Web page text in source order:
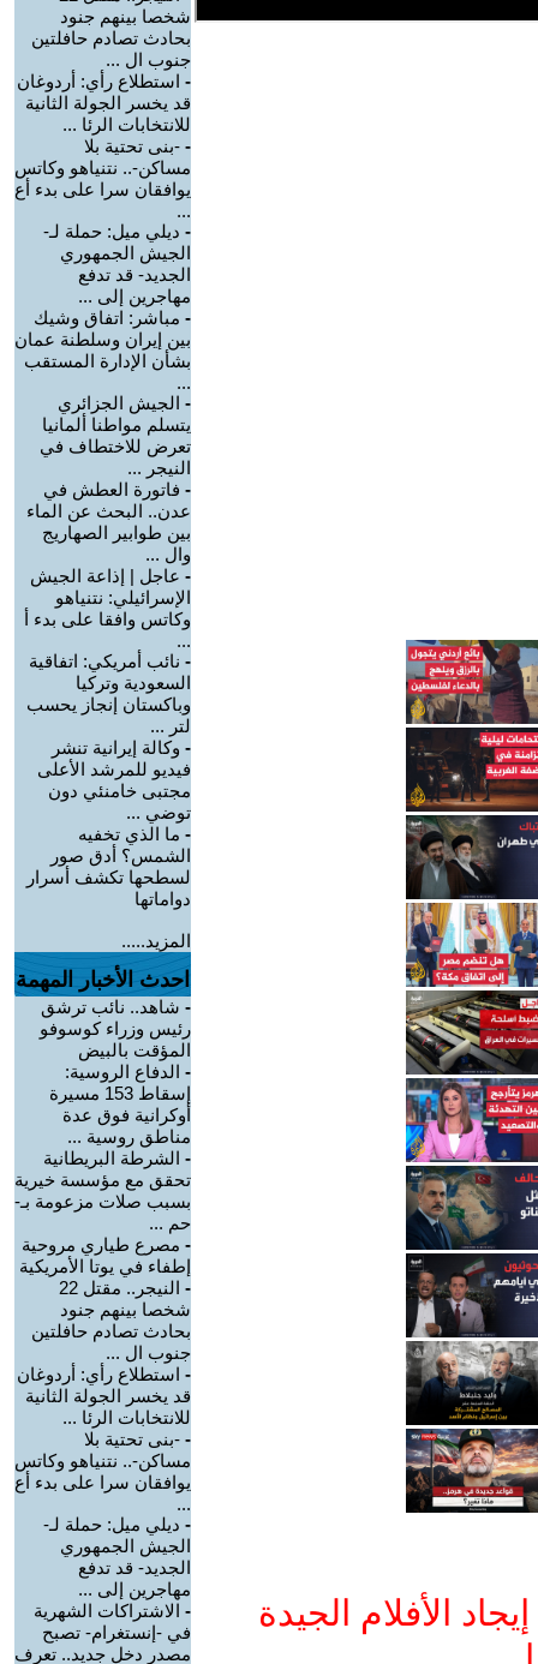
الأفلام الجيدة
شخصا بينهم جنود
بحادث تصادم حافلتين
جنوب ال ...
- استطلاع رأي: أردوغان
قد يخسر الجولة الثانية
للانتخابات الرئا ...
- -بنى تحتية بلا
مساكن-.. نتنياهو وكاتس
يوافقان سرا على بدء أع
...
- ديلي ميل: حملة لـ-
الجيش الجمهوري
الجديد- قد تدفع
مهاجرين إلى ...
- مباشر: اتفاق وشيك
بين إيران وسلطنة عمان
بشأن الإدارة المستقب
...
- الجيش الجزائري
يتسلم مواطنا ألمانيا
تعرض للاختطاف في
النيجر ...
- فاتورة العطش في
عدن.. البحث عن الماء
بين طوابير الصهاريج
وال ...
- عاجل | إذاعة الجيش
الإسرائيلي: نتنياهو
وكاتس وافقا على بدء أ
...
- نائب أمريكي: اتفاقية
السعودية وتركيا
وباكستان إنجاز يحسب
لتر ...
- وكالة إيرانية تنشر
فيديو للمرشد الأعلى
مجتبى خامنئي دون
توضي ...
- ما الذي تخفيه
الشمس؟ أدق صور
لسطحها تكشف أسرار
دواماتها
المزيد.....
احدث الأخبار المهمة
- شاهد.. نائب ترشق
رئيس وزراء كوسوفو
المؤقت بالبيض
- الدفاع الروسية:
إسقاط 153 مسيرة
أوكرانية فوق عدة
مناطق روسية ...
- الشرطة البريطانية
تحقق مع مؤسسة خيرية
بسبب صلات مزعومة بـ-
حم ...
- مصرع طياري مروحية
إطفاء في يوتا الأمريكية
-
النيجر.. مقتل 22
شخصا بينهم جنود
بحادث تصادم حافلتين
جنوب ال ...
- استطلاع رأي: أردوغان
قد يخسر الجولة الثانية
للانتخابات الرئا ...
- -بنى تحتية بلا
مساكن-.. نتنياهو وكاتس
يوافقان سرا على بدء أع
...
- ديلي ميل: حملة لـ-
الجيش الجمهوري
الجديد- قد تدفع
مهاجرين إلى ...
- الاشتراكات الشهرية
في -إنستغرام- تصبح
مصدر دخل جديد.. تعرف